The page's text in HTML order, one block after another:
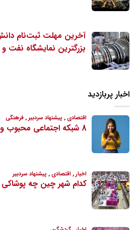
آخرین مهلت ثبت‌نام
بزرگترین نمایشگاه نفت و
اخبار پربازدید